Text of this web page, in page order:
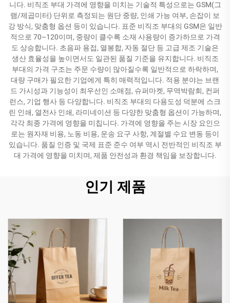
니다. 비직조 부대 가격에 영향을 미치는 기술적 특성으로는 GSM(그
램/제곱미터) 단위로 측정되는 원단 중량, 인쇄 가능 여부, 손잡이 보
강 방식, 맞춤형 옵션 등이 있습니다. 표준 비직조 부대의 GSM은 일반
적으로 70–120이며, 중량이 클수록 소재 사용량이 증가하므로 가격
도 상승합니다. 초음파 용접, 열봉합, 자동 절단 등 고급 제조 기술은
생산 효율성을 높이면서도 일관된 품질 기준을 유지합니다. 비직조
부대의 가격 구조는 주문 수량이 많아질수록 일반적으로 하락하며,
대량 구매가 필요한 기업에게 특히 매력적입니다. 적용 분야는 브랜
드 가시성과 기능성이 최우선인 소매점, 슈퍼마켓, 무역박람회, 컨퍼
런스, 기업 행사 등 다양합니다. 비직조 부대의 다용도성 덕분에 스크
린 인쇄, 열전사 인쇄, 라미네이션 등 다양한 맞춤형 옵션이 가능하며,
각각 최종 가격에 영향을 미칩니다. 가격에 영향을 주는 시장 요인으
로는 원자재 비용, 노동 비용, 운송 요구 사항, 계절별 수요 변동 등이
있습니다. 품질 인증 및 국제 표준 준수 여부 역시 전반적인 비직조 부
대 가격에 영향을 미치며, 제품 안전성과 환경 책임을 보장합니다.
인기 제품